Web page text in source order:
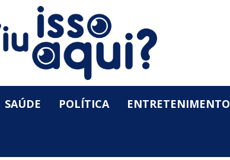
SAÚDE POLÍTICA ENTRETENIMENTO